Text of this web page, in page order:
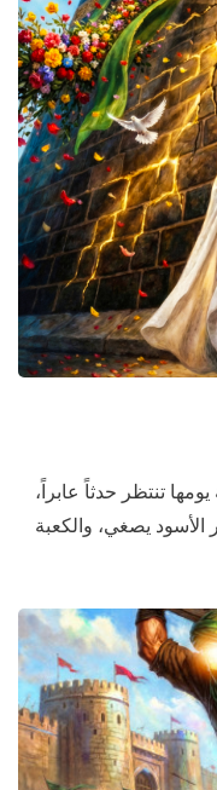
تنتظر حدثاً عابراً،
يصغي، والكعبة